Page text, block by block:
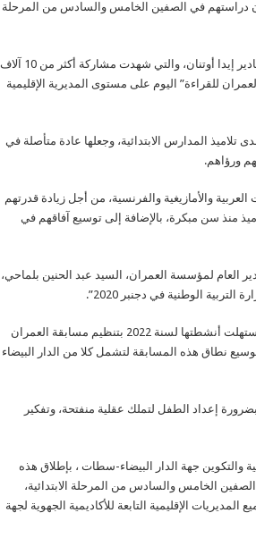
ألف تلميذ وتلميذة، يتابعون دراستهم في الصفين الخامس والسادس من المرحلة
وبعد إطلاق تجربة أولى في أكتوبر 2021 مع المديرية الإقليمية لأكادير إيدا أوتنان، والتي شهدت مشاركة أكثر من 10 آلاف
مسابقة “العمران للقراءة” اليوم على مستوى المديرية الإقليمية
المدارس الابتدائية، وجعلها عادة متأصلة في
ورؤاهم.
العربية والأمازيغية والفرنسية، من أجل زيادة قدرتهم
منذ سن مبكرة، بالإضافة إلى توسيع آفاقهم في
العام لمؤسسة العمران، السيد عبد الحنين بلماحي،
الوطنية في دجنبر 2020”.
وأشار إلى أن المؤسسة، التي تتمثل مهمتها في دعم الطفولة، استهلت أنشطتها لسنة 2022 بتنظيم مسابقة العمران
توسيع نطاق هذه المسابقة لتشمل كلا من الدار البيضاء
إعداد الطفل لتملك عقلية منفتحة، وتفكير
والتكوين جهة الدار البيضاء-سطات ، بإطلاق هذه
الخامس والسادس من المرحلة الابتدائية،
الإقليمية التابعة للأكاديمية الجهوية لجهة